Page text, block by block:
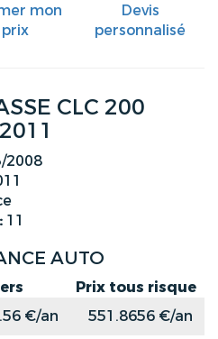
mon
prix
Devis
personnalisé
CLC 200
2008
11
AUTO
Prix tous risque
€/an
551.8656 €/an